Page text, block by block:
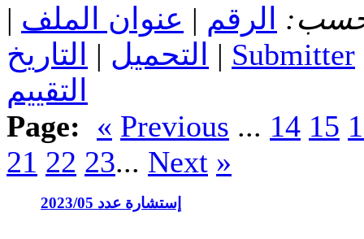
حسب: الرقم | عنوان الملف |
التحميل | التاريخ | Submitter
التقييم
Page: « Previous ... 14 15
21 22 23... Next »
إستشارة عدد 2023/05